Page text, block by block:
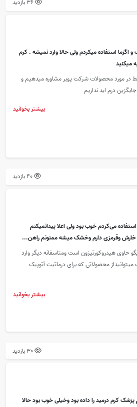
36 بازدید
و اگزما استفاده میکردم ولی حالا وارد نمیشه . کرم
میکنید
در مورد محصولات شرکت پوبر مشاوره میدهیم و
درم اید نداریم
بیشتر بخوانید
40 بازدید
کرم درمیم اید۱درصد استفاده می‌کردم خوب بود ولی اعلا پیدانمیکنم
وقرمزی دارم وخشک میشه ممنونم راهن...
حاوی هیدروکورتیزون است ومتاسفانه دیگر وارد
محصولاتی که برای درماتیت آتوپیک
بیشتر بخوانید
30 بازدید
کرم درمید را داده بود وخیلی خوب بود حالا